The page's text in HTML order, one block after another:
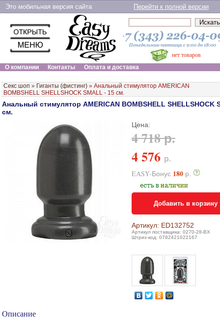
Это мобильная версия сайта Перейти к полной версии
нет товаров
О компании
Контакты Оплата и доставка
Секс шоп » Гиганты (фистинг) » Анальный стимулятор AMERICAN
BOMBSHELL SHELLSHOCK SMALL - 15 см.
Анальный стимулятор AMERICAN BOMBSHELL SHELLSHOCK
см.
Цена:
4 718 р.
4 576 р.
EASY-Бонус 180 р.
Добавить в корзину
Артикул: ED132752
Артикул поставщика: 0270-28-BX
Штрих-код: 0782421022167
Описание